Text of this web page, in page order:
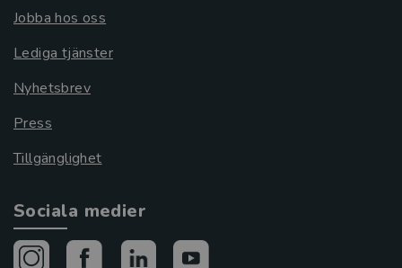
Jobba hos oss
Lediga tjänster
Nyhetsbrev
Press
Tillgänglighet
Sociala medier